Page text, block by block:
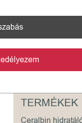
Megoldás a
Érzékeny bőr
Bőrápolási rutin
A bőr: minden,
TERMÉKEK
Ceralbin